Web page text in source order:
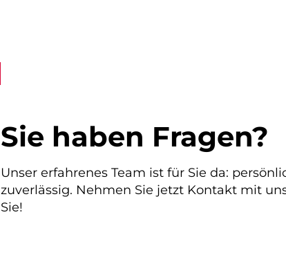
Sie haben Fragen?
Unser erfahrenes Team ist für Sie da:
zuverlässig. Nehmen Sie jetzt Kontakt mit
Sie!